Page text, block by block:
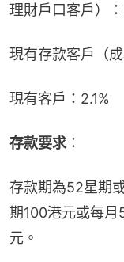
理財戶口客戶）
現有存款客戶（
現有客戶：2.1%
存款要求 ：
存款期為52星期
期100港元或每
元。